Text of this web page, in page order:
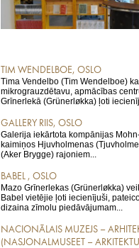
TIM WENDELBOE, OSLO
Tima Vendelbo (Tim Wendelboe)
mikrograuzdētavu, apmācības
Grīnerlekā (Grünerløkka) ļoti
GALLERY RIIS, OSLO
Galerija iekārtota kompānijas
kaimiņos Hjuvholmenas
(Aker Brygge) rajoniem...
BABEL , OSLO
Mazo Grīnerlekas (Grünerløkka)
Babel vietējie ļoti iecienījuši,
dizaina zīmolu piedāvājumam...
NACIONĀLAIS MUZEJS –
(NASJONALMUSEET –